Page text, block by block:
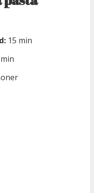
15 min